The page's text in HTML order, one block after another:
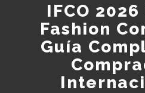
IFCO
Fashion
Guía